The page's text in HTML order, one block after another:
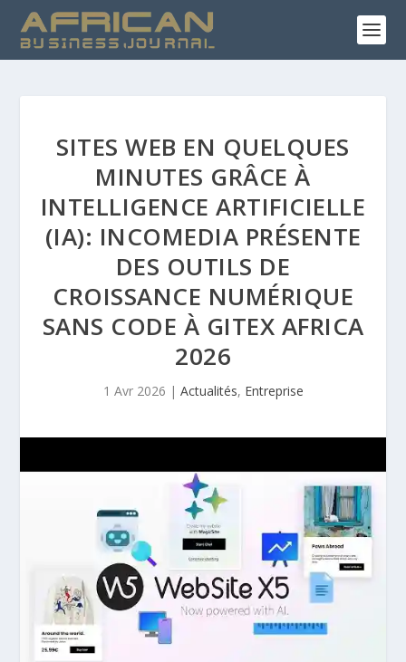
SITES WEB EN QUELQUES
MINUTES GRÂCE À
INTELLIGENCE ARTIFICIELLE
(IA): INCOMEDIA PRÉSENTE
DES OUTILS DE
CROISSANCE NUMÉRIQUE
SANS CODE À GITEX AFRICA
2026
1 Avr 2026 | Actualités, Entreprise